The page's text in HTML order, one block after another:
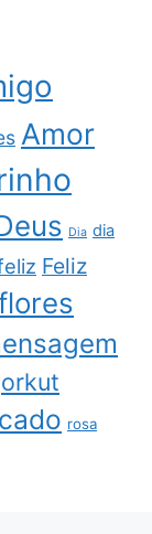
Amor
Dia dia
Feliz
orkut
rosa